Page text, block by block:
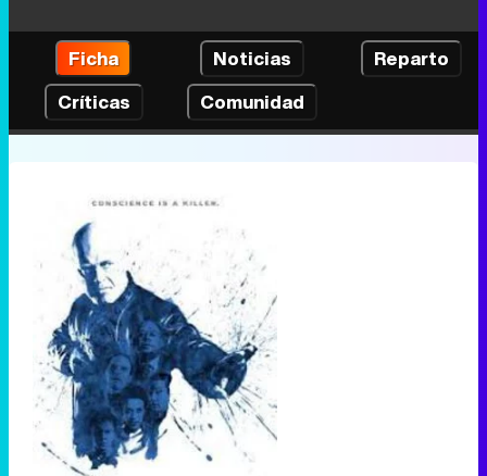
Ficha Noticias
Reparto
Críticas
Comunidad